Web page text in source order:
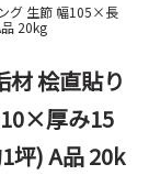
グ 生節 幅105×長
20kg
材 桧直貼り
厚み15
坪) A品 20k